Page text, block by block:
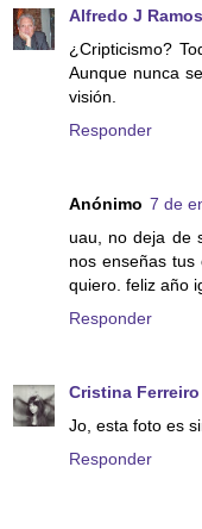
Alfredo J Ramos
¿Cripticismo?
Aunque nunca
visión.
Responder
Anónimo 7 de
uau, no deja de
nos enseñas
quiero. feliz año
Responder
Cristina Ferreiro
Jo, esta foto es
Responder